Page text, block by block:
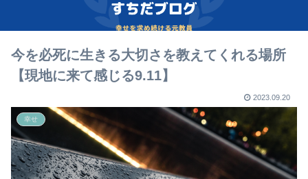
今を必死に生きる大切さを教えてくれる場所
【現地に来て感じる9.11】
2023.09.20
幸せ